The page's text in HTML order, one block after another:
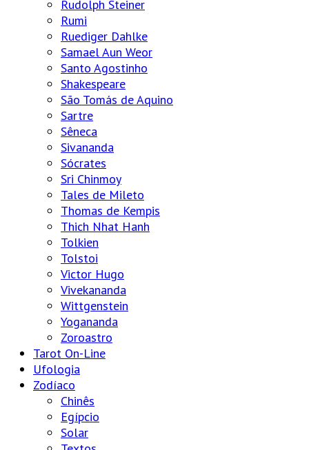
Rudolph Steiner
Rumi
Ruediger Dahlke
Samael Aun Weor
Santo Agostinho
Shakespeare
São Tomás de Aquino
Sartre
Sêneca
Sivananda
Sócrates
Sri Chinmoy
Tales de Mileto
Thomas de Kempis
Thich Nhat Hanh
Tolkien
Tolstoi
Victor Hugo
Vivekananda
Wittgenstein
Yogananda
Zoroastro
Tarot On-Line
Ufologia
Zodíaco
Chinês
Egípcio
Solar